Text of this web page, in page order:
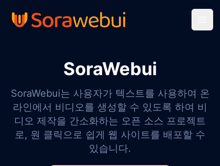
SoraWebui
SoraWebui는 사용자가 텍스트를 사용하여 온
라인에서 비디오를 생성할 수 있도록 하여 비
디오 제작을 간소화하는 오픈 소스 프로젝트
로, 원 클릭으로 쉽게 웹 사이트를 배포할 수
있습니다.